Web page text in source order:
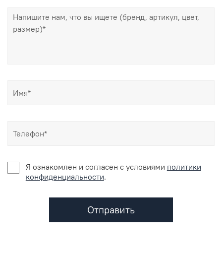
Я ознакомлен и согласен c условиями политики
конфиденциальности.
Отправить